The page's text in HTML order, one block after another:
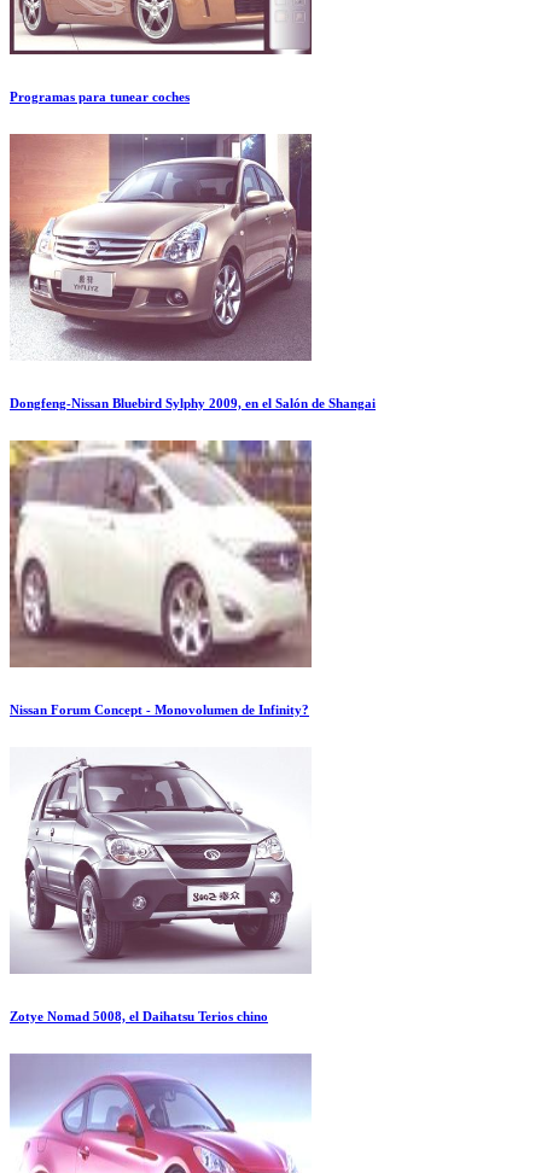
Programas para tunear coches
Dongfeng-Nissan Bluebird Sylphy 2009, en el Salón de Shangai
Nissan Forum Concept - Monovolumen de Infinity?
Zotye Nomad 5008, el Daihatsu Terios chino